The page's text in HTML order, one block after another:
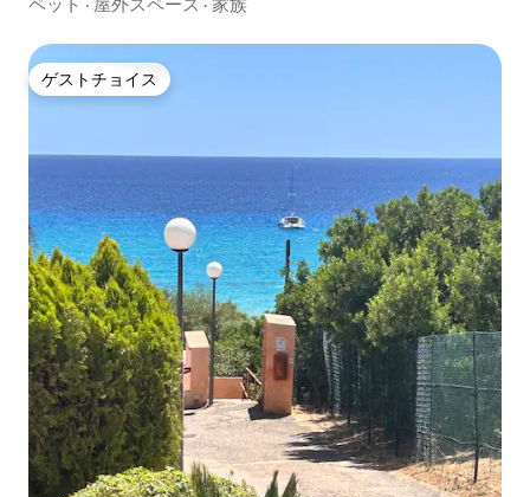
ゲストチョイス
ゲストチョイス